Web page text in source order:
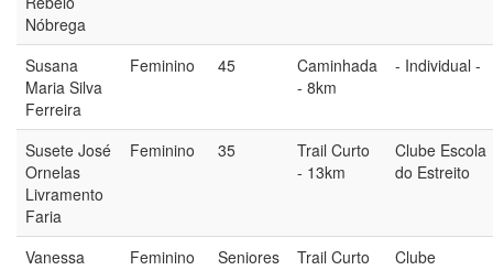
Nóbrega
Susana
Maria Silva
Ferreira
Feminino 45
Caminhada
- 8km
- Individual -
Susete José
Ornelas
Livramento
Faria
Feminino 35
Trail Curto
- 13km
Clube Escola
do Estreito
Vanessa
Feminino Seniores
Trail Curto
Clube